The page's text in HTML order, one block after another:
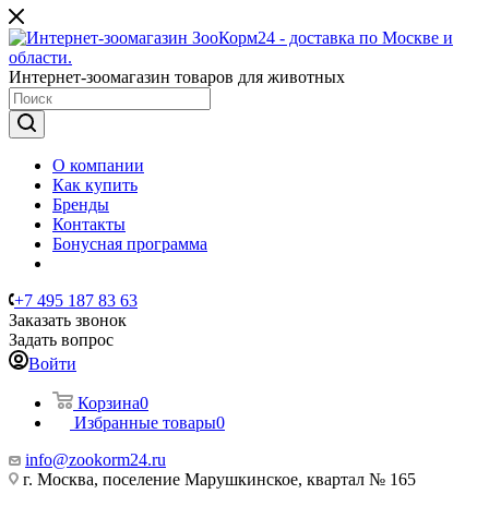
Интернет-зоомагазин товаров для животных
О компании
Как купить
Бренды
Контакты
Бонусная программа
+7 495 187 83 63
Заказать звонок
Задать вопрос
Войти
Корзина0
Избранные товары0
info@zookorm24.ru
г. Москва, поселение Марушкинское, квартал № 165